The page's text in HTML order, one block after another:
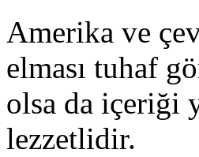
Amerika ve
elması tuhaf
olsa da içeriği
lezzetlidir.